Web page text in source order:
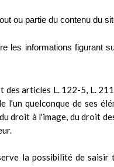
ou partie du contenu du
les informations figurant
des articles L. 122-5, L.
l'un quelconque de ses
droit à l'image, du droit
la possibilité de